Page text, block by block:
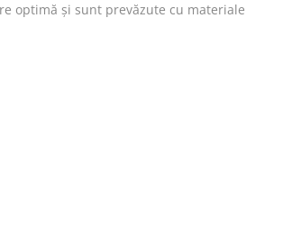
optimă și sunt prevăzute cu materiale